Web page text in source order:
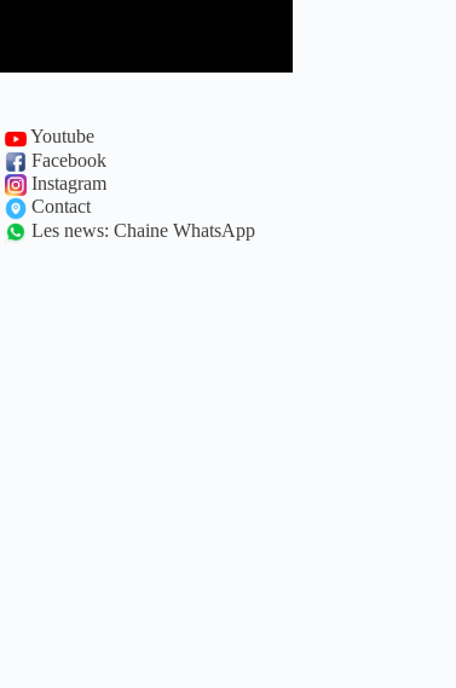
Youtube
Facebook
Instagram
Contact
Les news: Chaine WhatsApp